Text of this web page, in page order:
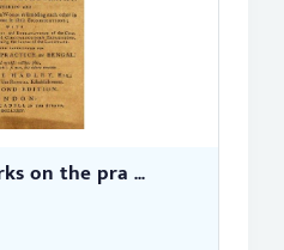
on the pra ...